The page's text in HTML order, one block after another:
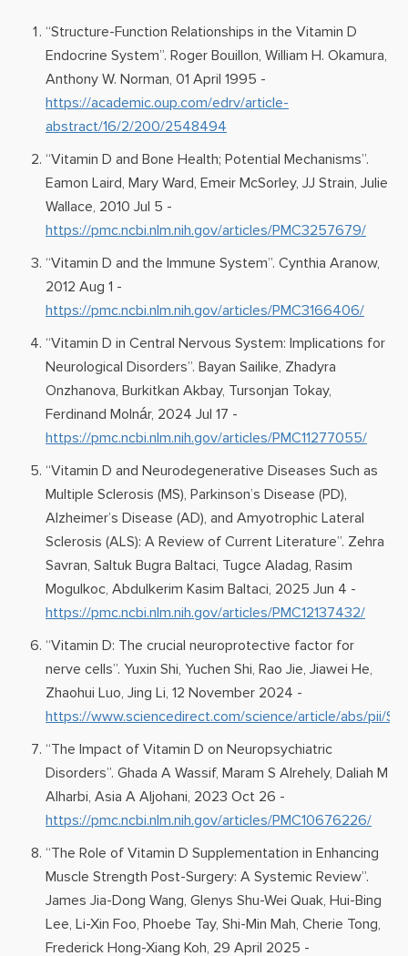
“Structure-Function Relationships in the Vitamin D
Endocrine System”. Roger Bouillon, William H. Okamura,
Anthony W. Norman, 01 April 1995 -
https://academic.oup.com/edrv/article-
abstract/16/2/200/2548494
“Vitamin D and Bone Health; Potential Mechanisms”.
Eamon Laird, Mary Ward, Emeir McSorley, JJ Strain, Julie
Wallace, 2010 Jul 5 -
https://pmc.ncbi.nlm.nih.gov/articles/PMC3257679/
“Vitamin D and the Immune System”. Cynthia Aranow,
2012 Aug 1 -
https://pmc.ncbi.nlm.nih.gov/articles/PMC3166406/
“Vitamin D in Central Nervous System: Implications for
Neurological Disorders”. Bayan Sailike, Zhadyra
Onzhanova, Burkitkan Akbay, Tursonjan Tokay,
Ferdinand Molnár, 2024 Jul 17 -
https://pmc.ncbi.nlm.nih.gov/articles/PMC11277055/
“Vitamin D and Neurodegenerative Diseases Such as
Multiple Sclerosis (MS), Parkinson’s Disease (PD),
Alzheimer’s Disease (AD), and Amyotrophic Lateral
Sclerosis (ALS): A Review of Current Literature”. Zehra
Savran, Saltuk Bugra Baltaci, Tugce Aladag, Rasim
Mogulkoc, Abdulkerim Kasim Baltaci, 2025 Jun 4 -
https://pmc.ncbi.nlm.nih.gov/articles/PMC12137432/
“Vitamin D: The crucial neuroprotective factor for
nerve cells”. Yuxin Shi, Yuchen Shi, Rao Jie, Jiawei He,
Zhaohui Luo, Jing Li, 12 November 2024 -
https://www.sciencedirect.com/science/article/abs/pii/
“The Impact of Vitamin D on Neuropsychiatric
Disorders”. Ghada A Wassif, Maram S Alrehely, Daliah M
Alharbi, Asia A Aljohani, 2023 Oct 26 -
https://pmc.ncbi.nlm.nih.gov/articles/PMC10676226/
“The Role of Vitamin D Supplementation in Enhancing
Muscle Strength Post-Surgery: A Systemic Review”.
James Jia-Dong Wang, Glenys Shu-Wei Quak, Hui-Bing
Lee, Li-Xin Foo, Phoebe Tay, Shi-Min Mah, Cherie Tong,
Frederick Hong-Xiang Koh, 29 April 2025 -